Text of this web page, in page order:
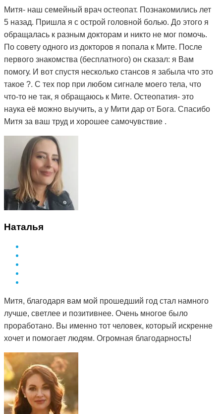
Митя- наш семейный врач остеопат. Познакомились лет
5 назад. Пришла я с острой головной болью. До этого я
обращалась к разным докторам и никто не мог помочь.
По совету одного из докторов я попала к Мите. После
первого знакомства (бесплатного) он сказал: я Вам
помогу. И вот спустя несколько стансов я забыла что это
такое ?. С тех пор при любом сигнале моего тела, что
что-то не так, я обращаюсь к Мите. Остеопатия- это
наука её можно выучить, а у Мити дар от Бога. Спасибо
Митя за ваш труд и хорошее самочувствие .
Наталья
Митя, благодаря вам мой прошедший год стал намного
лучше, светлее и позитивнее. Очень многое было
проработано. Вы именно тот человек, который искренне
хочет и помогает людям. Огромная благодарность!